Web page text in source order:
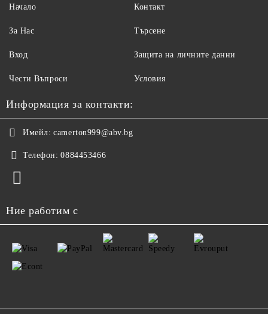
Начало
За Нас
Вход
Чести Въпроси
Контакт
Търсене
Защита на личните данни
Условия
Информация за контакти:
Имейл: camerton999@abv.bg
Телефон: 0884453466
Ние работим с